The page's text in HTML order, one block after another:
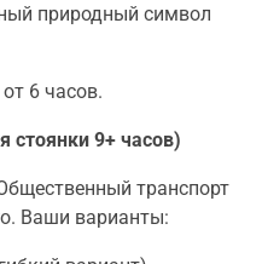
природный символ
6 часов.
стоянки 9+ часов)
транспорт
Ваши варианты: